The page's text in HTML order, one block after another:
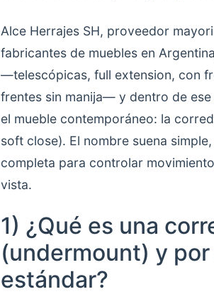
Alce Herrajes SH, proveedor
fabricantes de muebles en
—telescópicas, full extension, con
frentes sin manija— y dentro de
el mueble contemporáneo: la
soft close). El nombre suena
completa para controlar
vista.
1) ¿Qué es una
(undermount) y
estándar?